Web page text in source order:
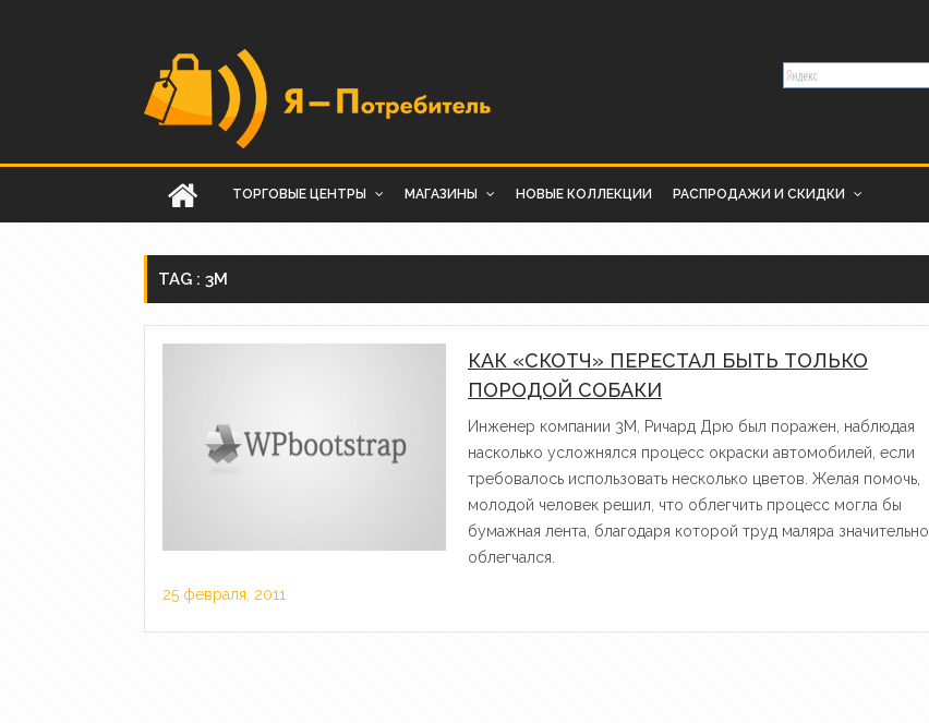
ТОРГОВЫЕ ЦЕНТРЫ МАГАЗИНЫ НОВЫЕ КОЛЛЕКЦИИ РАСПРОДАЖИ И СКИДКИ
TAG : 3M
КАК «СКОТЧ» ПЕРЕСТАЛ БЫТЬ ТОЛЬКО
ПОРОДОЙ СОБАКИ
Инженер компании 3М, Ричард Дрю был поражен, наблюдая
насколько усложнялся процесс окраски автомобилей, если
требовалось использовать несколько цветов. Желая помочь,
молодой человек решил, что облегчить процесс могла бы
бумажная лента, благодаря которой труд маляра значительно
облегчался.
25 февраля, 2011